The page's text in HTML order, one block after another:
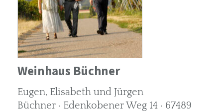
Weinhaus Büchner
Eugen, Elisabeth und Jürgen
Büchner · Edenkobener Weg 14 · 67489